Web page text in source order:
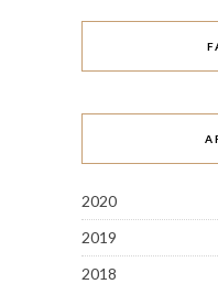
2020
2019
2018